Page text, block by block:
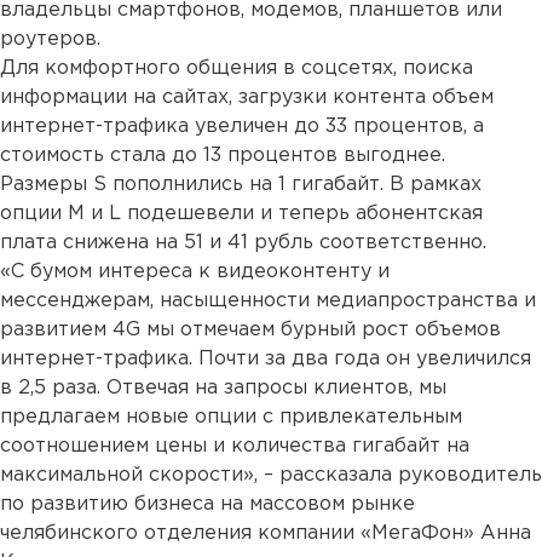
владельцы смартфонов, модемов, планшетов или
роутеров.
Для комфортного общения в соцсетях, поиска
информации на сайтах, загрузки контента объем
интернет-трафика увеличен до 33 процентов, а
стоимость стала до 13 процентов выгоднее.
Размеры S пополнились на 1 гигабайт. В рамках
опции М и L подешевели и теперь абонентская
плата снижена на 51 и 41 рубль соответственно.
«С бумом интереса к видеоконтенту и
мессенджерам, насыщенности медиапространства и
развитием 4G мы отмечаем бурный рост объемов
интернет-трафика. Почти за два года он увеличился
в 2,5 раза. Отвечая на запросы клиентов, мы
предлагаем новые опции с привлекательным
соотношением цены и количества гигабайт на
максимальной скорости», – рассказала руководитель
по развитию бизнеса на массовом рынке
челябинского отделения компании «МегаФон» Анна